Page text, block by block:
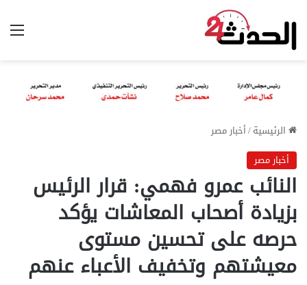
الرئيسية/أخبار مصر
أخبار مصر
النائب عمرو فهمي: قرار الرئيس
بزيادة أصحاب المعاشات يؤكد
حرصه على تحسين مستوى
معيشتهم وتخفيف الأعباء عنهم